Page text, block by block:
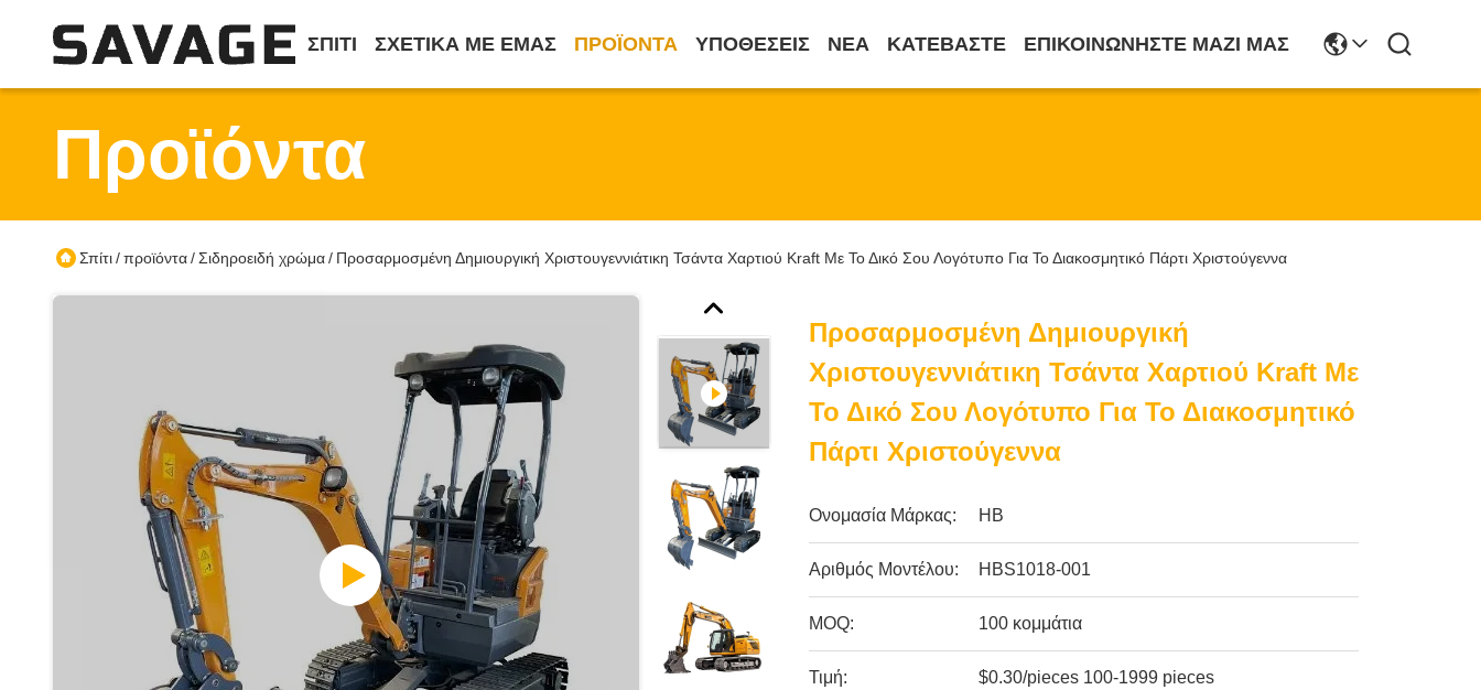
ΣΠΊΤΙ ΣΧΕΤΙΚΆ ΜΕ ΕΜΆΣ ΠΡΟΪΌΝΤΑ ΥΠΟΘΈΣΕΙΣ ΝΈΑ ΚΑΤΕΒΆΣΤΕ ΕΠΙΚΟΙΝΩΝΉΣΤΕ ΜΑΖΊ ΜΑΣ
Προϊόντα
Σπίτι/προϊόντα/Σιδηροειδή χρώμα/ Προσαρμοσμένη Δημιουργική Χριστουγεννιάτικη Τσάντα Χαρτιού Kraft Με Το Δικό Σου Λογότυπο Για Το Διακοσμητικό Πάρτι Χριστούγεννα
Προσαρμοσμένη Δημιουργική
Χριστουγεννιάτικη Τσάντα Χαρτιού Kraft Με
Το Δικό Σου Λογότυπο Για Το Διακοσμητικό
Πάρτι Χριστούγεννα
Ονομασία Μάρκας: HB
Αριθμός Μοντέλου: HBS1018-001
MOQ: 100 κομμάτια
Τιμή: $0.30/pieces 100-1999 pieces